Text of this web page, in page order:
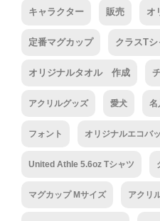
キャラクター 販売 オ
定番マグカップ クラスTシ
オリジナルタオル 作成
アクリルグッズ 愛犬 名
フォント オリジナルエコバ
United Athle 5.6oz Tシャツ
マグカップ Mサイズ アクリ